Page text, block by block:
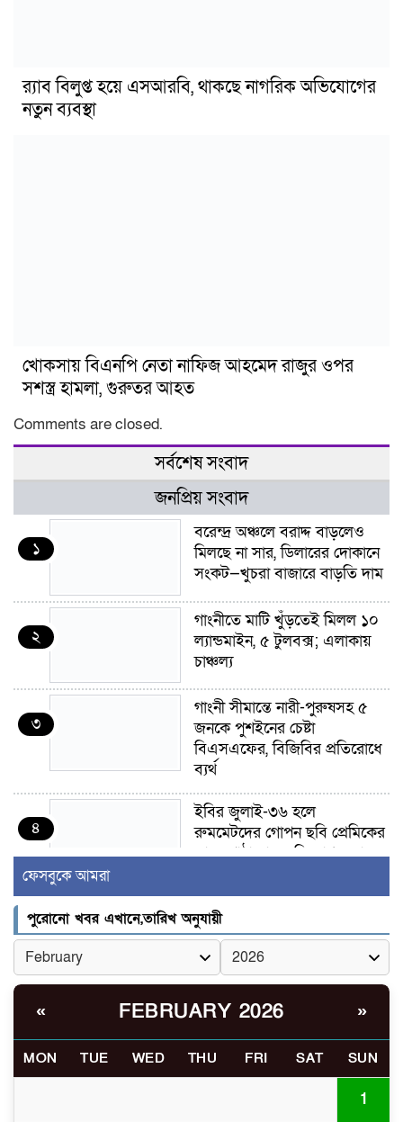
র‍্যাব বিলুপ্ত হয়ে এসআরবি, থাকছে নাগরিক অভিযোগের
নতুন ব্যবস্থা
খোকসায় বিএনপি নেতা নাফিজ আহমেদ রাজুর ওপর
সশস্ত্র হামলা, গুরুতর আহত
Comments are closed.
সর্বশেষ সংবাদ
জনপ্রিয় সংবাদ
১
বরেন্দ্র অঞ্চলে বরাদ্দ বাড়লেও
মিলছে না সার, ডিলারের দোকানে
সংকট—খুচরা বাজারে বাড়তি দাম
২
গাংনীতে মাটি খুঁড়তেই মিলল ১০
ল্যান্ডমাইন, ৫ টুলবক্স; এলাকায়
চাঞ্চল্য
৩
গাংনী সীমান্তে নারী-পুরুষসহ ৫
জনকে পুশইনের চেষ্টা
বিএসএফের, বিজিবির প্রতিরোধে
ব্যর্থ
৪
ইবির জুলাই-৩৬ হলে
রুমমেটদের গোপন ছবি প্রেমিকের
কাছে পাঠানোর অভিযোগ, ক্ষোভ
৫
র‍্যাব বিলুপ্ত হয়ে এসআরবি,
থাকছে নাগরিক অভিযোগের নতুন
ব্যবস্থা
৬
খোকসায় বিএনপি নেতা নাফিজ
আহমেদ রাজুর ওপর সশস্ত্র হামলা,
গুরুতর আহত
ফেসবুকে আমরা
পুরোনো খবর এখানে,তারিখ অনুযায়ী
« FEBRUARY 2026 »
MON TUE WED THU FRI SAT SUN
1